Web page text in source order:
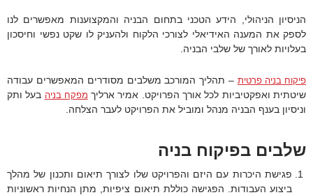
הניסיון הניהולי, הידע הטכני בתחום הבניה והמקצוענות מאפשרים לנו
לספק את המענה האידיאלי לצורכי הלקוח ולהעניק לו שקט נפשי וחיסכון
בעלויות לאורך של שלבי הבניה.
פיקוח בניה פרטית – תהליך המורכב משלבים מסודרים המאפשרים עבודה
שיטתית ואפקטיביות לכל אורך הפרויקט. אמיר ארליך מפקח בניה בעל ותק
וניסיון בענף הבניה מנהל ומוביל את הפרויקט לעבר הצלחה.
שלבים בפיקוח בניה
פגישת היכרות עם היזם והפרויקט שלו לצורך תיאום ותכנון של מהלך
ביצוע העבודות. הפגישה כוללת תיאום ציפיות, מתן הנחיות ראשוניות